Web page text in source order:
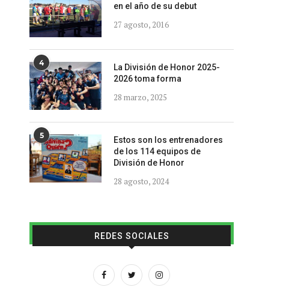
en el año de su debut
27 agosto, 2016
4
La División de Honor 2025-
2026 toma forma
28 marzo, 2025
5
Estos son los entrenadores
de los 114 equipos de
División de Honor
28 agosto, 2024
REDES SOCIALES